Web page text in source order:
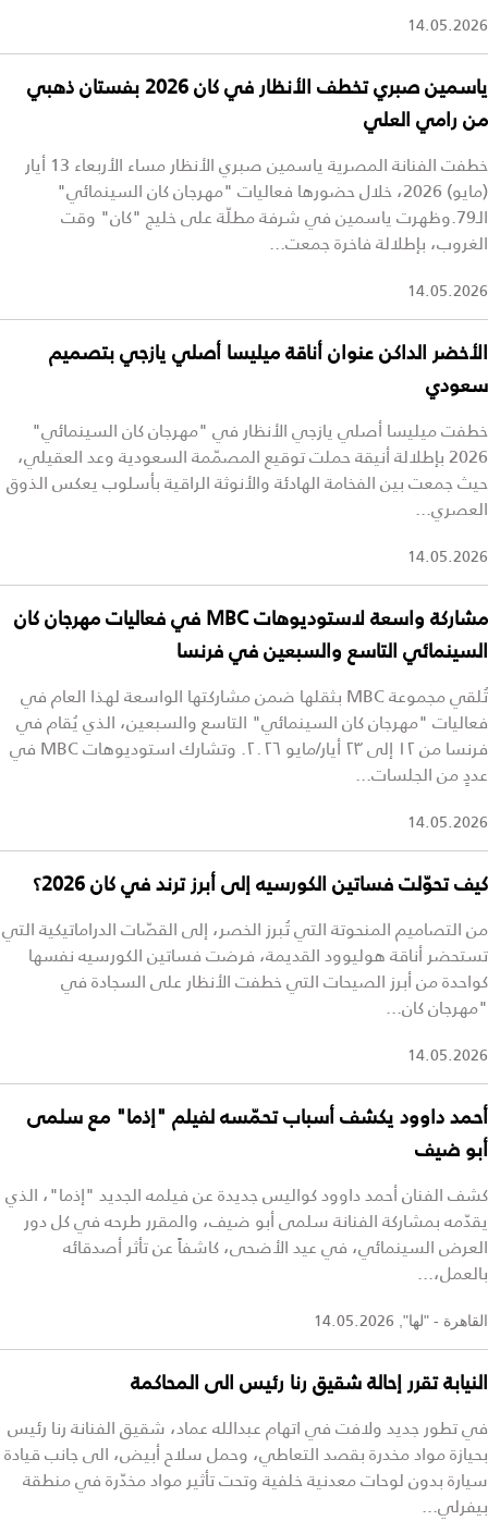
14.05.2026
ياسمين صبري تخطف الأنظار في كان 2026 بفستان ذهبي
من رامي العلي
خطفت الفنانة المصرية ياسمين صبري الأنظار مساء الأربعاء 13 أيار
(مايو) 2026، خلال حضورها فعاليات "مهرجان كان السينمائي"
الـ79.وظهرت ياسمين في شرفة مطلّة على خليج "كان" وقت
الغروب، بإطلالة فاخرة جمعت...
14.05.2026
الأخضر الداكن عنوان أناقة ميليسا أصلي يازجي بتصميم
سعودي
خطفت ميليسا أصلي يازجي الأنظار في "مهرجان كان السينمائي"
2026 بإطلالة أنيقة حملت توقيع المصمّمة السعودية وعد العقيلي،
حيث جمعت بين الفخامة الهادئة والأنوثة الراقية بأسلوب يعكس الذوق
العصري...
14.05.2026
مشاركة واسعة لاستوديوهات MBC في فعاليات مهرجان كان
السينمائي التاسع والسبعين في فرنسا
تُلقي مجموعة MBC بثقلها ضمن مشاركتها الواسعة لهذا العام في
فعاليات "مهرجان كان السينمائي" التاسع والسبعين، الذي يُقام في
فرنسا من ١٢ إلى ٢٣ أيار/مايو ٢٠٢٦. وتشارك استوديوهات MBC في
عددٍ من الجلسات...
14.05.2026
كيف تحوّلت فساتين الكورسيه إلى أبرز ترند في كان 2026؟
من التصاميم المنحوتة التي تُبرز الخصر، إلى القصّات الدراماتيكية التي
تستحضر أناقة هوليوود القديمة، فرضت فساتين الكورسيه نفسها
كواحدة من أبرز الصيحات التي خطفت الأنظار على السجادة في
"مهرجان كان...
14.05.2026
أحمد داوود يكشف أسباب تحمّسه لفيلم "إذما" مع سلمى
أبو ضيف
كشف الفنان أحمد داوود كواليس جديدة عن فيلمه الجديد "إذما"، الذي
يقدّمه بمشاركة الفنانة سلمى أبو ضيف، والمقرر طرحه في كل دور
العرض السينمائي، في عيد الأضحى، كاشفاً عن تأثر أصدقائه
بالعمل،...
القاهرة - "لها", 14.05.2026
النيابة تقرر إحالة شقيق رنا رئيس الى المحاكمة
في تطور جديد ولافت في اتهام عبدالله عماد، شقيق الفنانة رنا رئيس
بحيازة مواد مخدرة بقصد التعاطي، وحمل سلاح أبيض، الى جانب قيادة
سيارة بدون لوحات معدنية خلفية وتحت تأثير مواد مخدّرة في منطقة
بيفرلي...